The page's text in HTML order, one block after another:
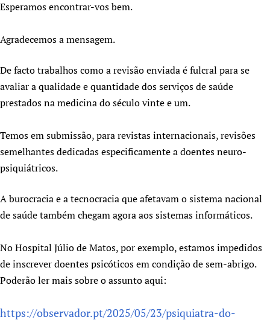
Newborn Care
Esperamos encontrar-vos bem.
Agradecemos a mensagem.
De facto trabalhos como a revisão enviada é fulcral para se
avaliar a qualidade e quantidade dos serviços de saúde
prestados na medicina do século vinte e um.
Temos em submissão, para revistas internacionais, revisões
semelhantes dedicadas especificamente a doentes neuro-
psiquiátricos.
A burocracia e a tecnocracia que afetavam o sistema nacional
de saúde também chegam agora aos sistemas informáticos.
No Hospital Júlio de Matos, por exemplo, estamos impedidos
de inscrever doentes psicóticos em condição de sem-abrigo.
Poderão ler mais sobre o assunto aqui:
https://observador.pt/2025/05/23/psiquiatra-do-